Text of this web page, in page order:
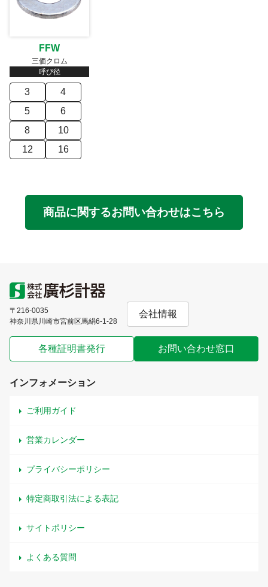
FFW
三価クロム
呼び径
3
4
5
6
8
10
12
16
商品に関するお問い合わせはこちら
〒216-0035
神奈川県川崎市宮前区馬絹6-1-28
会社情報
各種証明書発行 お問い合わせ窓口
インフォメーション
ご利用ガイド
営業カレンダー
プライバシーポリシー
特定商取引法による表記
サイトポリシー
よくある質問